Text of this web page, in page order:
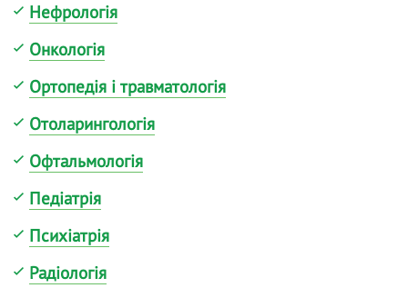
Нефрологія
Онкологія
Ортопедія і травматологія
Отоларингологія
Офтальмологія
Педіатрія
Психіатрія
Радіологія